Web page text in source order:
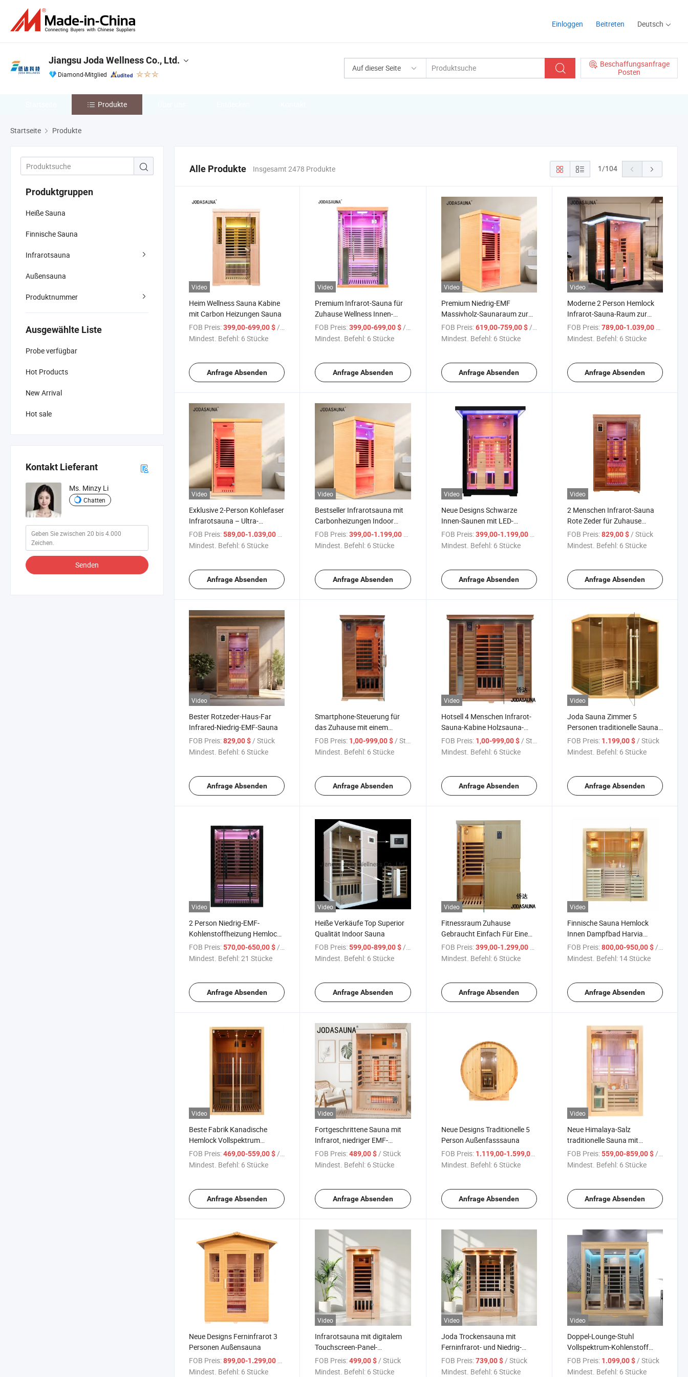
Einloggen Beitreten Deutsch
Auf dieser Seite
Beschaffungsanfrage
Posten
Jiangsu Joda Wellness Co., Ltd.
Diamond-Mitglied
Produkte
Startseite Produkte
Produktgruppen
Heiße Sauna
Finnische Sauna
Infrarotsauna
Außensauna
Produktnummer
Ausgewählte Liste
Probe verfügbar
Hot Products
New Arrival
Hot sale
Kontakt Lieferant
Ms. Minzy Li
Chatten
Senden
Alle Produkte Insgesamt 2478 Produkte 1/104
Video
Heim Wellness Sauna Kabine
mit Carbon Heizungen Sauna
FOB Preis:399,00-699,00 $/ Stück
Mindest. Befehl: 6 Stücke
Anfrage Absenden
Video
Premium Infrarot-Sauna für
Zuhause Wellness Innen-
Sauna
FOB Preis: 399,00-699,00 $/ Stück
Mindest. Befehl: 6 Stücke
Anfrage Absenden
Video
Premium Niedrig-EMF
Massivholz-Saunaraum zur
Entspannung
FOB Preis: 619,00-759,00 $/ Stück
Mindest. Befehl: 6 Stücke
Anfrage Absenden
Video
Moderne 2 Person Hemlock
Infrarot-Sauna-Raum zur
Entspannung
FOB Preis: 789,00-1.039,00 $
Mindest. Befehl: 6 Stücke
Anfrage Absenden
Video
Exklusive 2-Person Kohlefaser
Infrarotsauna – Ultra-
Niedriges Emf
FOB Preis:589,00-1.039,00 $
Mindest. Befehl: 6 Stücke
Anfrage Absenden
Video
Bestseller Infrarotsauna mit
Carbonheizungen Indoor
Infrarotkabine
FOB Preis: 399,00-1.199,00 $
Mindest. Befehl: 6 Stücke
Anfrage Absenden
Video
Neue Designs Schwarze
Innen-Saunen mit LED-
Lichtstreifen Infrarot-Sauna
FOB Preis: 399,00-1.199,00 $
Mindest. Befehl: 6 Stücke
Anfrage Absenden
Video
2 Menschen Infrarot-Sauna
Rote Zeder für Zuhause
Niedriges Emf Sauna
FOB Preis: 829,00 $ / Stück
Mindest. Befehl: 6 Stücke
Anfrage Absenden
Video
Bester Rotzeder-Haus-Far
Infrared-Niedrig-EMF-Sauna
FOB Preis:829,00 $ / Stück
Mindest. Befehl: 6 Stücke
Anfrage Absenden
Smartphone-Steuerung für
das Zuhause mit einem
Außenholz-
Infrarotsaunaraum
FOB Preis: 1,00-999,00 $ / Stück
Mindest. Befehl: 6 Stücke
Anfrage Absenden
Video
Hotsell 4 Menschen Infrarot-
Sauna-Kabine Holzsauna-
Raum
FOB Preis: 1,00-999,00 $ / Stück
Mindest. Befehl: 6 Stücke
Anfrage Absenden
Video
Joda Sauna Zimmer 5
Personen traditionelle Sauna
mit Herd
FOB Preis: 1.199,00 $ / Stück
Mindest. Befehl: 6 Stücke
Anfrage Absenden
Video
2 Person Niedrig-EMF-
Kohlenstoffheizung Hemlock-
Zeder Zuhause Ferninfrarot-
Sauna
FOB Preis:570,00-650,00 $/ Stück
Mindest. Befehl:21 Stücke
Anfrage Absenden
Video
Heiße Verkäufe Top Superior
Qualität Indoor Sauna
FOB Preis: 599,00-899,00 $ / Stück
Mindest. Befehl: 6 Stücke
Anfrage Absenden
Video
Fitnessraum Zuhause
Gebraucht Einfach Für Eine
Person Elektrische Holzsauna
Raum
FOB Preis: 399,00-1.299,00 $
Mindest. Befehl: 6 Stücke
Anfrage Absenden
Video
Finnische Sauna Hemlock
Innen Dampfbad Harvia
Traditionelle Sauna
FOB Preis: 800,00-950,00 $/ Stück
Mindest. Befehl: 14 Stücke
Anfrage Absenden
Video
Beste Fabrik Kanadische
Hemlock Vollspektrum
Infrarot-Sauna
FOB Preis:469,00-559,00 $/ Stück
Mindest. Befehl: 6 Stücke
Anfrage Absenden
Video
Fortgeschrittene Sauna mit
Infrarot, niedriger EMF-
Technologie, Hemlock
FOB Preis: 489,00 $/ Stück
Mindest. Befehl: 6 Stücke
Anfrage Absenden
Neue Designs Traditionelle 5
Person Außenfasssauna
FOB Preis: 1.119,00-1.599,00 $
Mindest. Befehl: 6 Stücke
Anfrage Absenden
Video
Neue Himalaya-Salz
traditionelle Sauna mit
Salzstein-Saunaraum
FOB Preis: 559,00-859,00 $/ Stück
Mindest. Befehl: 6 Stücke
Anfrage Absenden
Neue Designs Ferninfrarot 3
Personen Außensauna
FOB Preis:899,00-1.299,00 $
Mindest. Befehl: 6 Stücke
Video
Infrarotsauna mit digitalem
Touchscreen-Panel-
Heizungsregler
FOB Preis: 499,00 $ / Stück
Mindest. Befehl: 6 Stücke
Video
Joda Trockensauna mit
Ferninfrarot- und Niedrig-
EMF-Technologie,
fachmännische
FOB Preis: 739,00 $ / Stück
Mindest. Befehl: 6 Stücke
Video
Doppel-Lounge-Stuhl
Vollspektrum-Kohlenstoff
Niedrig-EMF Ferninfrarot-
Sauna
FOB Preis: 1.099,00 $ / Stück
Mindest. Befehl: 6 Stücke